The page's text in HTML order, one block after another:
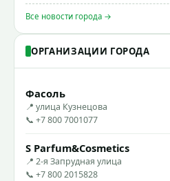
Все новости города →
ОРГАНИЗАЦИИ ГОРОДА
Фасоль
📍 улица Кузнецова
📞 +7 800 7001077
S Parfum&Cosmetics
📍 2-я Запрудная улица
📞 +7 800 2015828